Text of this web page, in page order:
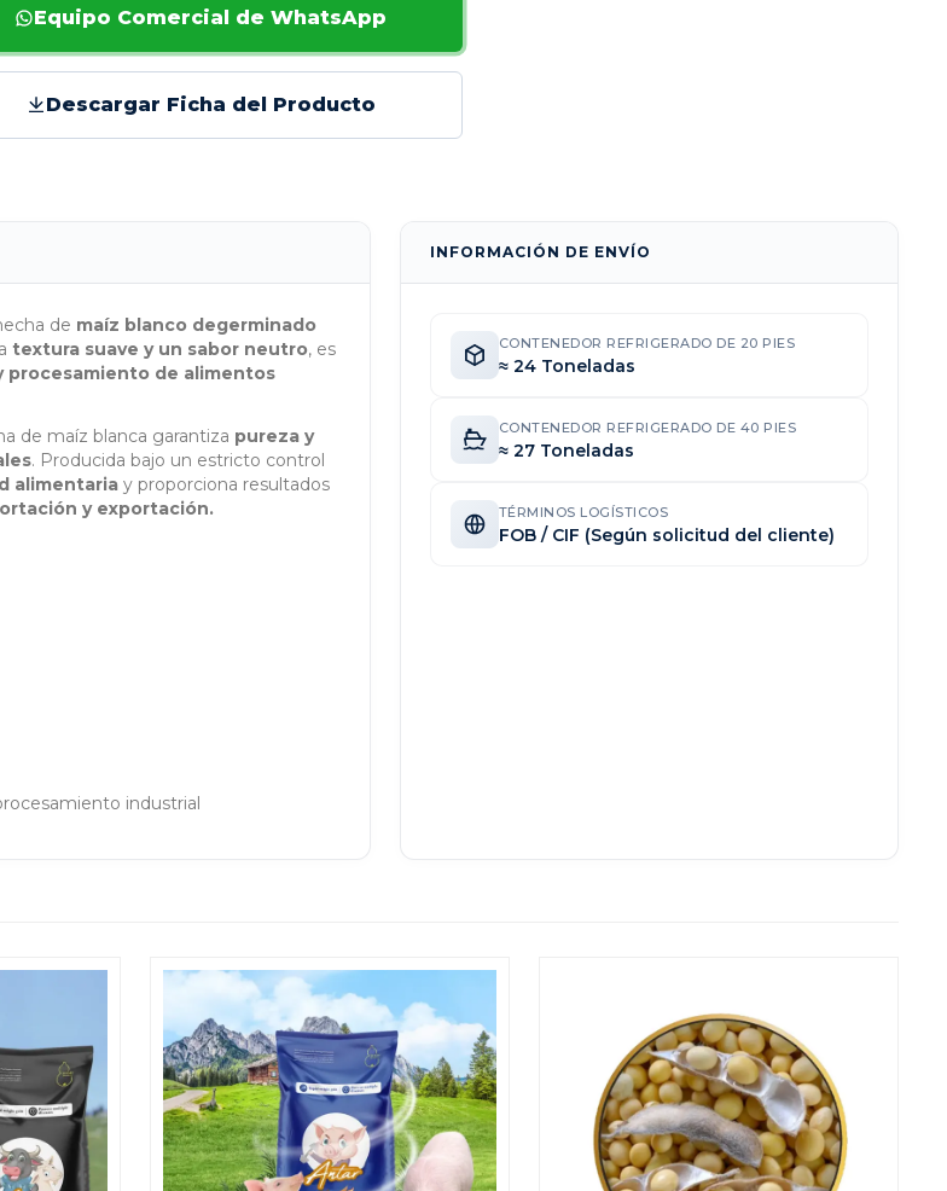
Equipo Comercial de WhatsApp
Descargar Ficha del Producto
de maíz blanco degerminado
textura suave y un sabor neutro, es
procesamiento de alimentos
de maíz blanca garantiza pureza y
. Producida bajo un estricto control
alimentaria y proporciona resultados
y exportación.
industrial
INFORMACIÓN DE ENVÍO
CONTENEDOR REFRIGERADO DE 20 PIES
≈ 24 Toneladas
CONTENEDOR REFRIGERADO DE 40 PIES
≈ 27 Toneladas
TÉRMINOS LOGÍSTICOS
FOB / CIF (Según solicitud del cliente)